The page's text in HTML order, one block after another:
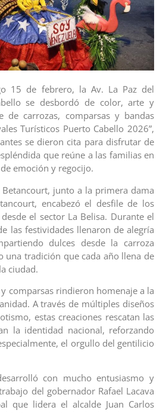
15 de febrero, la Av. La Paz del
se desbordó de color, arte y
de carrozas, comparsas y bandas
Turísticos Puerto Cabello 2026”,
se dieron cita para disfrutar de
que reúne a las familias en
emoción y regocijo.
Betancourt, junto a la primera dama
encabezó el desfile de los
el sector La Belisa. Durante el
las festividades llenaron de alegría
dulces desde la carroza
una tradición que cada año llena de
ciudad.
y comparsas rindieron homenaje a la
A través de múltiples diseños
estas creaciones rescatan las
la identidad nacional, reforzando
el orgullo del gentilicio
con mucho entusiasmo y
del gobernador Rafael Lacava
que lidera el alcalde Juan Carlos